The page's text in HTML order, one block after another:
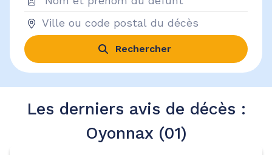
Rechercher
Les derniers avis de décès :
Oyonnax (01)